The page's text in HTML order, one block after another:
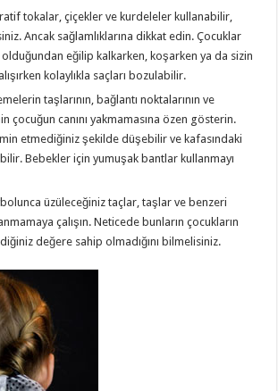
tokalar, çiçekler ve kurdeleler kullanabilir,
Ancak sağlamlıklarına dikkat edin. Çocuklar
eğilip kalkarken, koşarken ya da sizin
kolaylıkla saçları bozulabilir.
taşlarının, bağlantı noktalarının ve
çocuğun canını yakmamasına özen gösterin.
etmediğiniz şekilde düşebilir ve kafasındaki
Bebekler için yumuşak bantlar kullanmayı
üzüleceğiniz taçlar, taşlar ve benzeri
çalışın. Neticede bunların çocukların
değere sahip olmadığını bilmelisiniz.